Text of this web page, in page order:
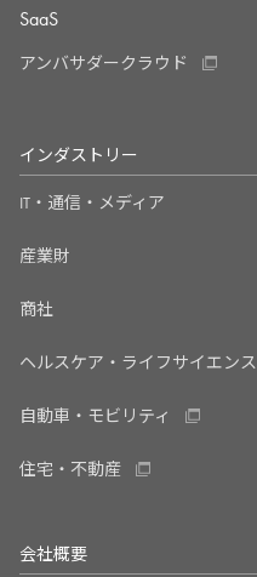
SaaS
アンバサダークラウド
インダストリー
IT・通信・メディア
産業財
商社
ヘルスケア・ライフサイエンス
自動車・モビリティ
住宅・不動産
会社概要